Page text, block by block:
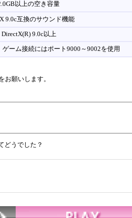
以上の空き容量
9.0c互換のサウンド機能
DirectX(R) 9.0c以上
ーム接続にはポート9000～9002を使用
お願いします。
どうでした？